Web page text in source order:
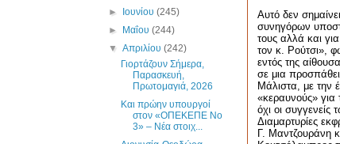
Αυτό δεν
συνηγόρων
τους αλλά και
τον κ. Ρούτσι»,
εντός της
σε μια
Μάλιστα, με την
«κεραυνούς» για
όχι οι συγγενείς
Διαμαρτυρίες
Γ. Μαντζουράνη
► Ιουνίου(245)
► Μαΐου(244)
▼Απριλίου(242)
Γιορτάζουν Σήμερα,
Παρασκευή,
Πρωτομαγιά, 2026
Και πρώην υπουργοί
στον «ΟΠΕΚΕΠΕ Νο
3» – Νέα στοιχ...